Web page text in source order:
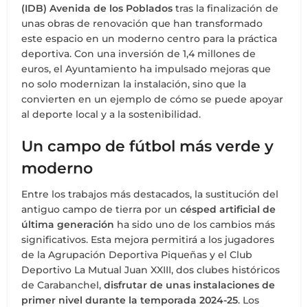
(IDB) Avenida de los Poblados tras la finalización de
unas obras de renovación que han transformado
este espacio en un moderno centro para la práctica
deportiva. Con una inversión de 1,4 millones de
euros, el Ayuntamiento ha impulsado mejoras que
no solo modernizan la instalación, sino que la
convierten en un ejemplo de cómo se puede apoyar
al deporte local y a la sostenibilidad.
Un campo de fútbol más verde y
moderno
Entre los trabajos más destacados, la sustitución del
antiguo campo de tierra por uncésped artificial de
última generación ha sido uno de los cambios más
significativos. Esta mejora permitirá a los jugadores
de la Agrupación Deportiva Piqueñas y el Club
Deportivo La Mutual Juan XXIII, dos clubes históricos
de Carabanchel,disfrutar de unas instalaciones de
primer nivel durante la temporada 2024-25. Los